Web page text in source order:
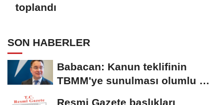
toplandı
SON HABERLER
Babacan: Kanun teklifinin
TBMM'ye sunulması olumlu bir
Resmi Gazete başlıkları